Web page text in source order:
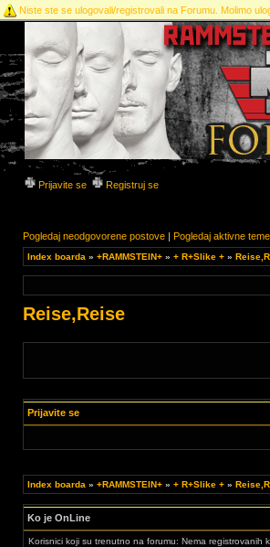
Niste ste se ulogovali/registrovali na Forumu. Molimo
Prijavite se Registruj se
Pogledaj neodgovorene postove | Pogledaj aktivne teme
Index boarda » +RAMMSTEIN+ » + R+Slike + »
Reise,Reise
Prijavite se
Index boarda » +RAMMSTEIN+ » + R+Slike + »
Ko je OnLine
Korisnici koji su trenutno na forumu: Nema registrovanih